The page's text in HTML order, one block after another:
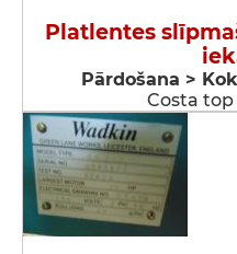
Platlentes
Pārdošana >
Costa